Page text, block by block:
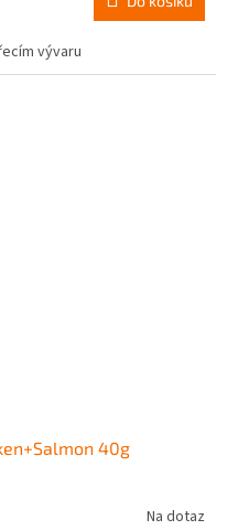
vývaru
40g
Na dotaz